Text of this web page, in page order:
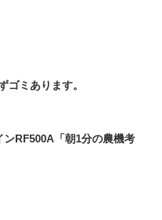
ゴミあります。
RF500A「朝1分の農機考